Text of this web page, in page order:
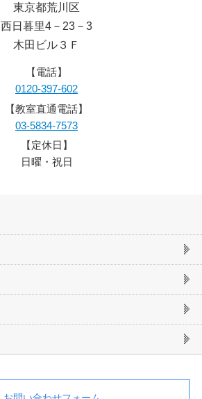
東京都荒川区
西日暮里4－23－3
木田ビル３Ｆ
【電話】
0120-397-602
【教室直通電話】
03-5834-7573
【定休日】
日曜・祝日